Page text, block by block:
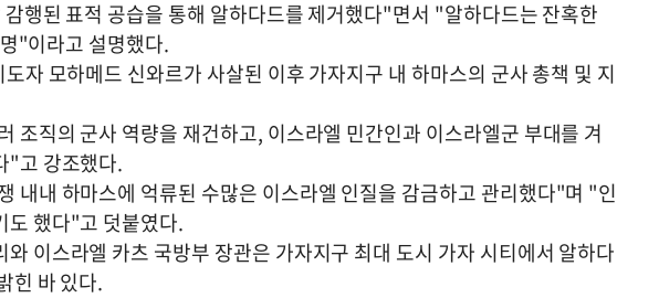
행된 표적 공습을 통해 알하다드를 제거했다"면서 "알하다드는 잔혹한
"이라고 설명했다.
자 모하메드 신와르가 사살된 이후 가자지구 내 하마스의 군사 총책 및 지
조직의 군사 역량을 재건하고, 이스라엘 민간인과 이스라엘군 부대를 겨
"고 강조했다.
내내 하마스에 억류된 수많은 이스라엘 인질을 감금하고 관리했다"며 "인
도 했다"고 덧붙였다.
이스라엘 카츠 국방부 장관은 가자지구 최대 도시 가자 시티에서 알하다
힌 바 있다.